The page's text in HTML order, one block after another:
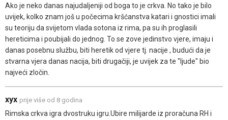
Ako je neko danas najudaljeniji od boga to je crkva. No tako je bilo
uvijek, kolko znam još u počecima kršćanstva katari i gnostici imali
su teoriju da svijetom vlada sotona iz rima, pa su ih proglasili
hereticima i poubijali do jednog. To se zove jedinstvo vjere, imaju i
danas posebnu službu, biti heretik od vjere tj. nacije , budući da je
stvarna vjera danas nacija, biti drugačiji, je uvijek za te "ljude" bio
najveći zločin.
xyx prije više od 8 godina
Rimska crkva igra dvostruku igru.Ubire milijarde iz proračuna RH i